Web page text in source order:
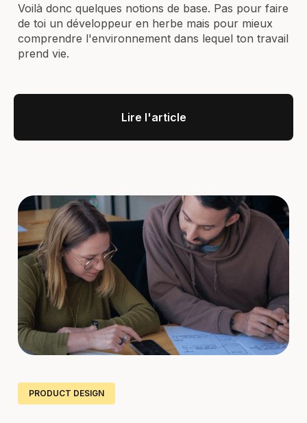
Voilà donc quelques notions de base. Pas pour faire
de toi un développeur en herbe mais pour mieux
comprendre l'environnement dans lequel ton travail
prend vie.
Lire l'article
PRODUCT DESIGN